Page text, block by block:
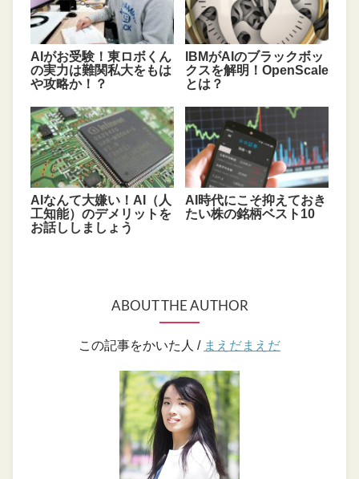
AIがお受験！東ロボくん
の実力は難関私大をもは
や攻略か！？
IBMがAIのブラックボッ
クスを解明！OpenScale
とは？
AIなんて大嫌い！AI（人
工知能）のデメリットを
お話ししましょう
AI時代にこそ抑えておき
たい株の銘柄ベスト10
ABOUT THE AUTHOR
この記事をかいた人 / まえだまえだ